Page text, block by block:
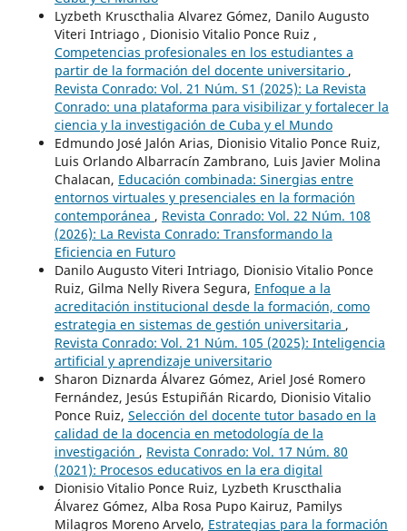
Lyzbeth Kruscthalia Alvarez Gómez, Danilo Augusto
Viteri Intriago , Dionisio Vitalio Ponce Ruiz ,
Competencias profesionales en los estudiantes a
partir de la formación del docente universitario ,
Revista Conrado: Vol. 21 Núm. S1 (2025): La Revista
Conrado: una plataforma para visibilizar y fortalecer la
ciencia y la investigación de Cuba y el Mundo
Edmundo José Jalón Arias, Dionisio Vitalio Ponce Ruiz,
Luis Orlando Albarracín Zambrano, Luis Javier Molina
Chalacan, Educación combinada: Sinergias entre
entornos virtuales y presenciales en la formación
contemporánea , Revista Conrado: Vol. 22 Núm. 108
(2026): La Revista Conrado: Transformando la
Eficiencia en Futuro
Danilo Augusto Viteri Intriago, Dionisio Vitalio Ponce
Ruiz, Gilma Nelly Rivera Segura, Enfoque a la
acreditación institucional desde la formación, como
estrategia en sistemas de gestión universitaria ,
Revista Conrado: Vol. 21 Núm. 105 (2025): Inteligencia
artificial y aprendizaje universitario
Sharon Diznarda Álvarez Gómez, Ariel José Romero
Fernández, Jesús Estupiñán Ricardo, Dionisio Vitalio
Ponce Ruiz, Selección del docente tutor basado en la
calidad de la docencia en metodología de la
investigación , Revista Conrado: Vol. 17 Núm. 80
(2021): Procesos educativos en la era digital
Dionisio Vitalio Ponce Ruiz, Lyzbeth Kruscthalia
Álvarez Gómez, Alba Rosa Pupo Kairuz, Pamilys
Milagros Moreno Arvelo, Estrategias para la formación